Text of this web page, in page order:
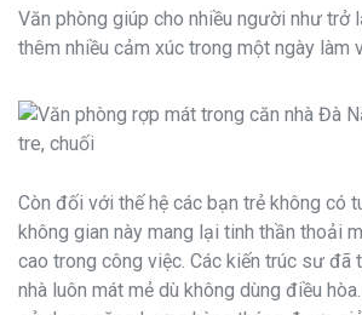
Văn phòng giúp cho nhiều người như trở
thêm nhiều cảm xúc trong một ngày làm
Còn đối với thế hệ các bạn trẻ không có
không gian này mang lại tinh thần thoải
cao trong công việc. Các kiến trúc sư đã
nhà luôn mát mẻ dù không dùng điều